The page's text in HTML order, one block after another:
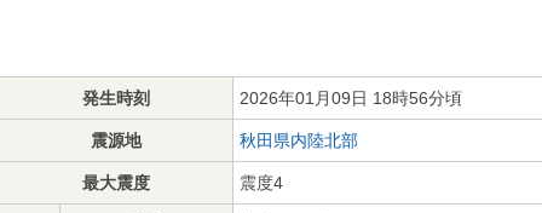
発生時刻 2026年01月09日 18時56分頃
震源地 秋田県内陸北部
最大震度 震度4